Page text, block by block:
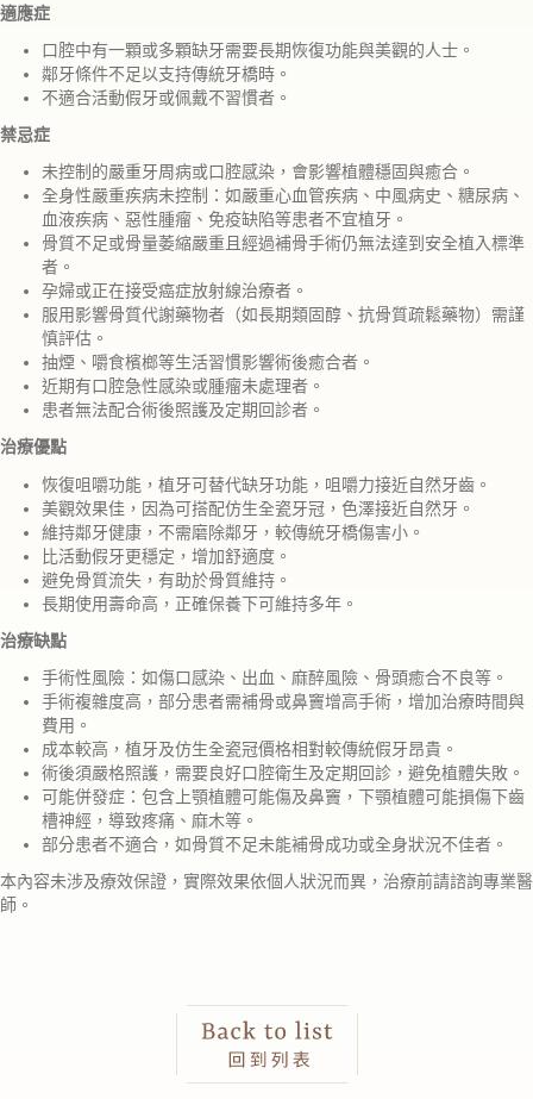
適應症
口腔中有一顆或多顆缺牙需要長期恢復功能與美觀的人士。
鄰牙條件不足以支持傳統牙橋時。
不適合活動假牙或佩戴不習慣者。
禁忌症
未控制的嚴重牙周病或口腔感染，會影響植體穩固與癒合。
全身性嚴重疾病未控制：如嚴重心血管疾病、中風病史、糖尿病、
血液疾病、惡性腫瘤、免疫缺陷等患者不宜植牙。
骨質不足或骨量萎縮嚴重且經過補骨手術仍無法達到安全植入標準
者。
孕婦或正在接受癌症放射線治療者。
服用影響骨質代謝藥物者（如長期類固醇、抗骨質疏鬆藥物）需謹
慎評估。
抽煙、嚼食檳榔等生活習慣影響術後癒合者。
近期有口腔急性感染或腫瘤未處理者。
患者無法配合術後照護及定期回診者。
治療優點
恢復咀嚼功能，植牙可替代缺牙功能，咀嚼力接近自然牙齒。
美觀效果佳，因為可搭配仿生全瓷牙冠，色澤接近自然牙。
維持鄰牙健康，不需磨除鄰牙，較傳統牙橋傷害小。
比活動假牙更穩定，增加舒適度。
避免骨質流失，有助於骨質維持。
長期使用壽命高，正確保養下可維持多年。
治療缺點
手術性風險：如傷口感染、出血、麻醉風險、骨頭癒合不良等。
手術複雜度高，部分患者需補骨或鼻竇增高手術，增加治療時間與
費用。
成本較高，植牙及仿生全瓷冠價格相對較傳統假牙昂貴。
術後須嚴格照護，需要良好口腔衛生及定期回診，避免植體失敗。
可能併發症：包含上顎植體可能傷及鼻竇，下顎植體可能損傷下齒
槽神經，導致疼痛、麻木等。
部分患者不適合，如骨質不足未能補骨成功或全身狀況不佳者。
本內容未涉及療效保證，實際效果依個人狀況而異，治療前請諮詢專業醫
師。